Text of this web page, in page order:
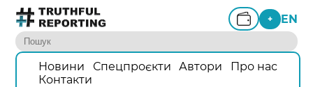
+ EN
Новини Спецпроєкти Автори
Про нас
Контакти